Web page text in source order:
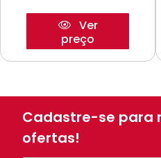
Ver
preço
Cadastre-se para
ofertas!